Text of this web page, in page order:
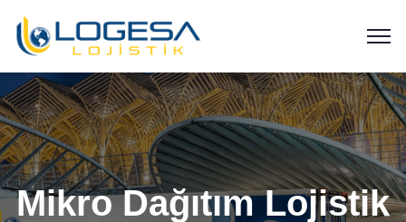
Mikro Dağıtım Lojistik